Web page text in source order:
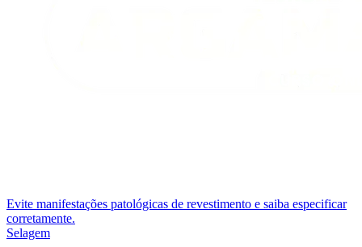
Evite manifestações patológicas de revestimento e saiba especificar
corretamente.
Selagem